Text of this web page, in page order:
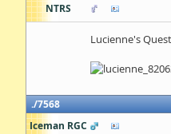
NTRS
Lucienne's Quest
7568
Iceman RGC